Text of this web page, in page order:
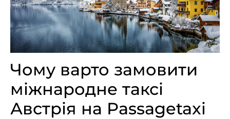
Чому варто замовити
міжнародне таксі
Австрія на Passagetaxi